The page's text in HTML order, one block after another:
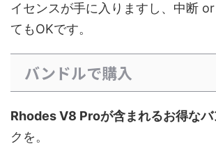
イセンスが手に入りますし、中断
てもOKです。
バンドルで購入
Rhodes V8 Proが含まれるお得なバ
クを。